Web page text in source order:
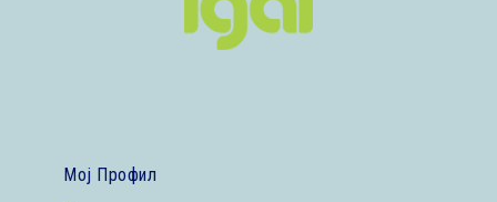
Мој Профил